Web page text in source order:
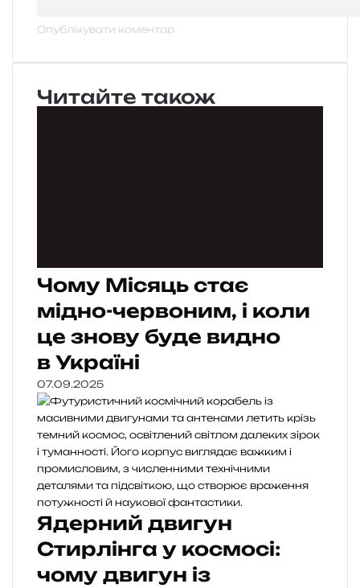
Читайте також
Чому Місяць стає
мідно-червоним, і коли
це знову буде видно
в Україні
07.09.2025
Ядерний двигун
Стирлінга у космосі:
чому двигун із